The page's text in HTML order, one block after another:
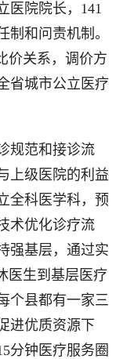
医院院长，141
制和问责机制。
价关系，调价方
省城市公立医疗
范和接诊流
上级医院的利益
全科医学科，预
术优化诊疗流
强基层，通过实
医生到基层医疗
个县都有一家三
进优质资源下
分钟医疗服务圈